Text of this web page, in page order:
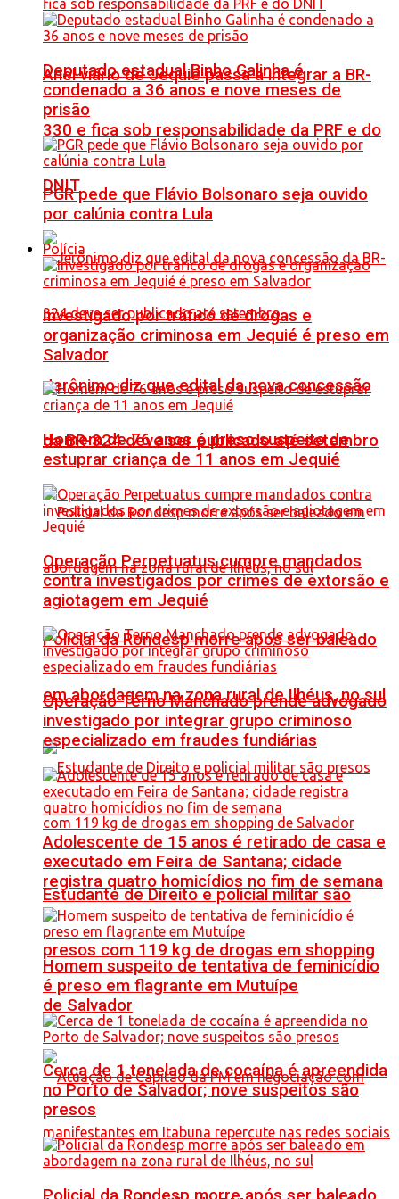
Anel viário de Jequié passa a integrar a BR-
330 e fica sob responsabilidade da PRF e do
DNIT
Jerônimo diz que edital da nova concessão
da BR-324 deve ser publicado até setembro
Policial da Rondesp morre após ser baleado
em abordagem na zona rural de Ilhéus, no sul
Estudante de Direito e policial militar são
presos com 119 kg de drogas em shopping
de Salvador
Deputado estadual Binho Galinha é
condenado a 36 anos e nove meses de
prisão
PGR pede que Flávio Bolsonaro seja ouvido
por calúnia contra Lula
Polícia
Investigado por tráfico de drogas e
organização criminosa em Jequié é preso em
Salvador
Homem de 76 anos é preso suspeito de
estuprar criança de 11 anos em Jequié
Operação Perpetuatus cumpre mandados
contra investigados por crimes de extorsão e
agiotagem em Jequié
Operação Terno Manchado prende advogado
investigado por integrar grupo criminoso
especializado em fraudes fundiárias
Adolescente de 15 anos é retirado de casa e
executado em Feira de Santana; cidade
registra quatro homicídios no fim de semana
Homem suspeito de tentativa de feminicídio
é preso em flagrante em Mutuípe
Cerca de 1 tonelada de cocaína é apreendida
no Porto de Salvador; nove suspeitos são
presos